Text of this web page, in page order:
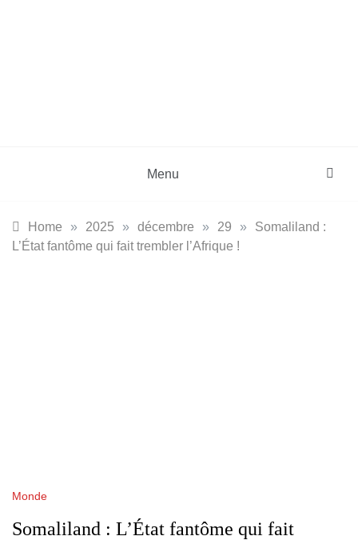
Menu
Home » 2025 » décembre » 29 »
Somaliland :
L’État fantôme qui fait trembler l’Afrique !
Monde
Somaliland : L’État fantôme qui fait